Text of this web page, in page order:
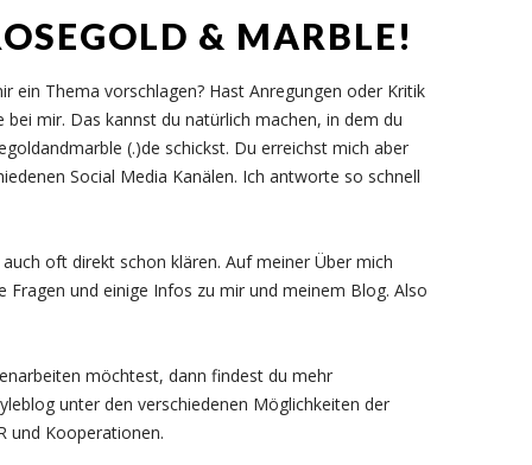
& MARBLE!
ein Thema vorschlagen? Hast Anregungen oder Kritik
mir. Das kannst du natürlich machen, in dem du
(.)de schickst. Du erreichst mich aber
Social Media Kanälen. Ich antworte so schnell
oft direkt schon klären. Auf meiner Über mich
und einige Infos zu mir und meinem Blog. Also
möchtest, dann findest du mehr
unter den verschiedenen Möglichkeiten der
und Kooperationen.